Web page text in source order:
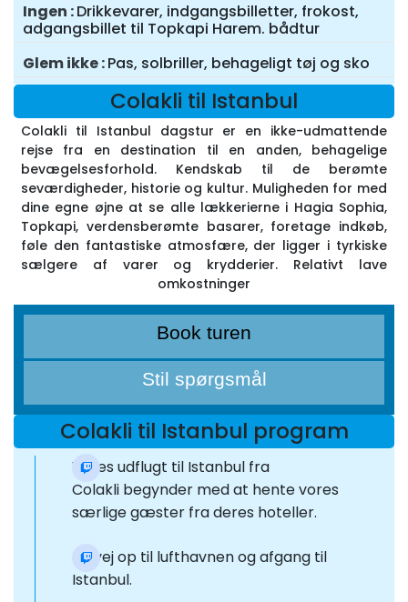
Ingen Drikkevarer, indgangsbilletter, frokost,
adgangsbillet til Topkapi Harem. bådtur
Glem ikke Pas, solbriller, behageligt tøj og sko
Colakli til Istanbul
Colakli til Istanbul dagstur er en ikke-udmattende
rejse fra en destination til en anden, behagelige
bevægelsesforhold. Kendskab til de berømte
seværdigheder, historie og kultur. Muligheden for med
dine egne øjne at se alle lækkerierne i Hagia Sophia,
Topkapi, verdensberømte basarer, foretage indkøb,
føle den fantastiske atmosfære, der ligger i tyrkiske
sælgere af varer og krydderier. Relativt lave
omkostninger
Book turen
Stil spørgsmål
Colakli til Istanbul program
Vores udflugt til Istanbul fra
Colakli begynder med at hente vores
særlige gæster fra deres hoteller.
På vej op til lufthavnen og afgang til
Istanbul.